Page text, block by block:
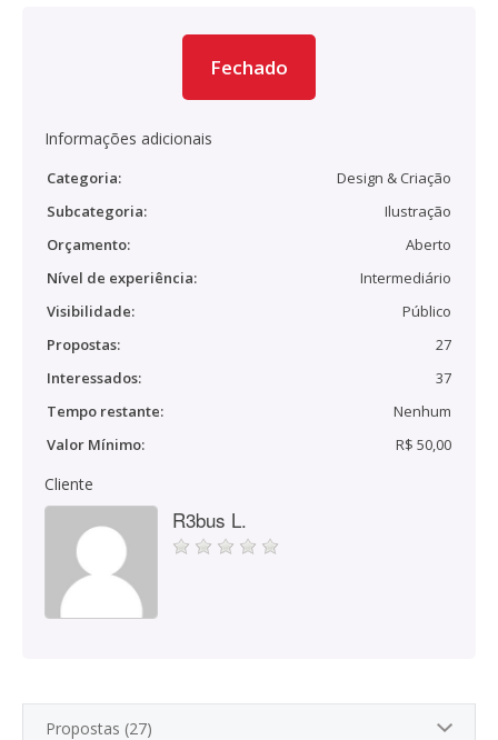
Fechado
Informações adicionais
Categoria:
Design & Criação
Subcategoria:
Ilustração
Orçamento:
Aberto
Nível de experiência:
Intermediário
Visibilidade:
Público
Propostas:
27
Interessados:
37
Tempo restante:
Nenhum
Valor Mínimo:
R$ 50,00
Cliente
R3bus L.
Propostas (27)